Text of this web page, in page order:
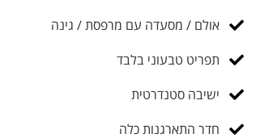
אולם / מסעדה עם מרפסת / גינה
תפריט טבעוני בלבד
ישיבה סטנדרטית
חדר התארגנות כלה